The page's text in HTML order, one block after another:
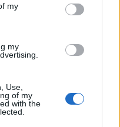
my
my
Use,
of my
with the
secret à la légende du